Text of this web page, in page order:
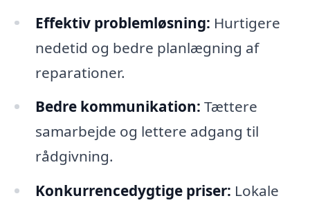
Effektiv problemløsning: Hurtigere
nedetid og bedre planlægning af
reparationer.
Bedre kommunikation: Tættere
samarbejde og lettere adgang til
rådgivning.
Konkurrencedygtige priser: Lokale